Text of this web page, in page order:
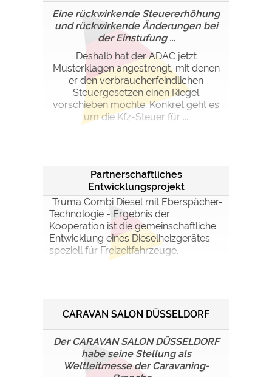
Eine rückwirkende Steuererhöhung
und rückwirkende Änderungen bei
der Einstufung ...
Deshalb hat der ADAC jetzt
Musterklagen angestrengt, mit denen
er den verbraucherfeindlichen
Steuergesetzen einen Riegel
vorschieben möchte. Konkret geht es
um die Kfz-Steuer für ...
Partnerschaftliches
Entwicklungsprojekt
Truma Combi Diesel mit Eberspächer-
Technologie - Ergebnis der
Kooperation ist die gemeinschaftliche
Entwicklung eines Dieselheizgerätes
speziell für Freizeitfahrzeuge.
CARAVAN SALON DÜSSELDORF
Der CARAVAN SALON DÜSSELDORF
habe seine Stellung als
Weltleitmesse der Caravaning-